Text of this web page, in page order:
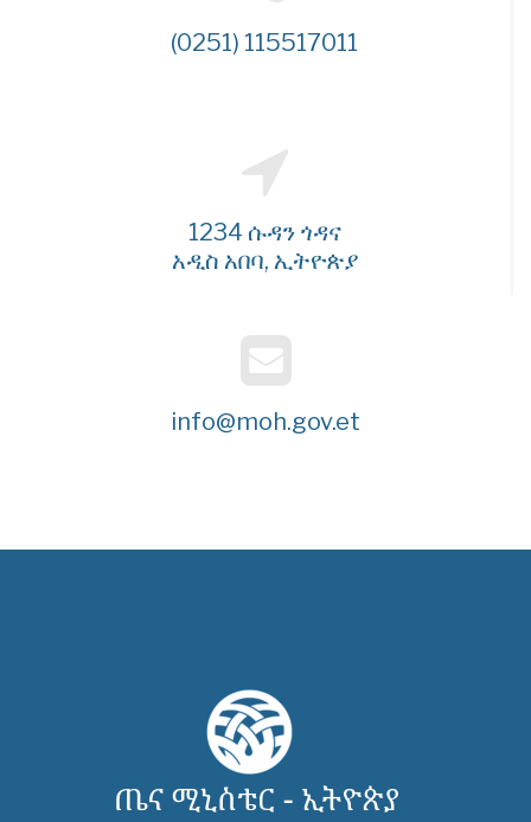
(0251) 115517011
1234 ሱዳን ጎዳና
አዲስ አበባ, ኢትዮጵያ
info@moh.gov.et